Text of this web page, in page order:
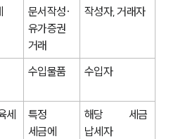
문서작성·
유가증권
거래
작성자, 거래자
수입물품 수입자
세
특정
세금에
해당 세금
납세자